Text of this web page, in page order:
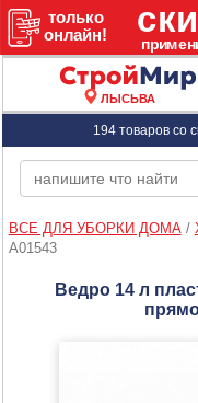
ЛЫСЬВА
194 товаров со
ВСЕ ДЛЯ УБОРКИ ДОМА/
A01543
Ведро 14 л